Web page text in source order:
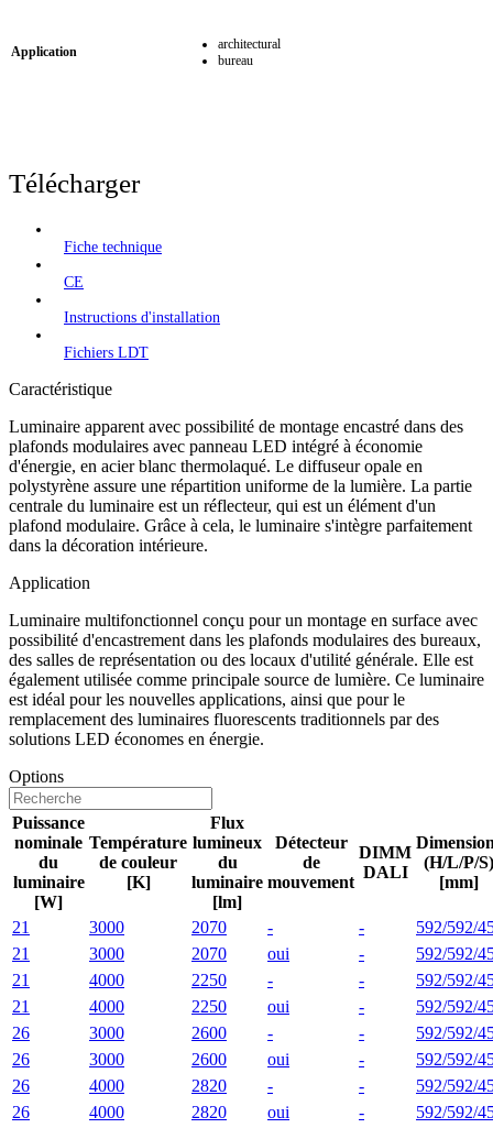
Application
architectural
bureau
Télécharger
Fiche technique
CE
Instructions d'installation
Fichiers LDT
Caractéristique
Luminaire apparent avec possibilité de montage encastré dans des
plafonds modulaires avec panneau LED intégré à économie
d'énergie, en acier blanc thermolaqué. Le diffuseur opale en
polystyrène assure une répartition uniforme de la lumière. La partie
centrale du luminaire est un réflecteur, qui est un élément d'un
plafond modulaire. Grâce à cela, le luminaire s'intègre parfaitement
dans la décoration intérieure.
Application
Luminaire multifonctionnel conçu pour un montage en surface avec
possibilité d'encastrement dans les plafonds modulaires des bureaux,
des salles de représentation ou des locaux d'utilité générale. Elle est
également utilisée comme principale source de lumière. Ce luminaire
est idéal pour les nouvelles applications, ainsi que pour le
remplacement des luminaires fluorescents traditionnels par des
solutions LED économes en énergie.
Options
Puissance
nominale
du
luminaire
[W]
Température
de couleur
[K]
Flux
lumineux
du
luminaire
[lm]
Détecteur
de
mouvement
DIMM
DALI
(H/L/P/S)
[mm]
21 3000 2070 - -
592/592/
21
3000 2070 oui -
592/592/
21
4000 2250 - -
592/592/
21
4000 2250 oui -
592/592/
26
3000 2600 - -
592/592/
26
3000 2600 oui -
592/592/
26
4000 2820 - -
592/592/
26
4000 2820 oui -
592/592/